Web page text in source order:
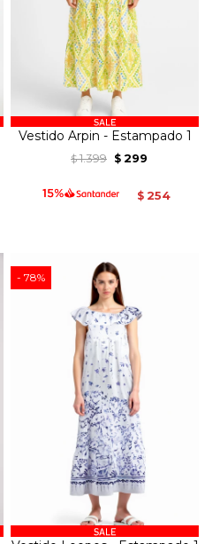
Vestido Arpin - Estampado 1
$ 1.399 $ 299
$ 254
78